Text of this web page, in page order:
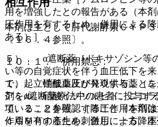
用を増強したとの報告がある（本
圧作用を有するため、併用による
ある）］。
５）． α遮断薬［ドキサゾシン等
い等の自覚症状を伴う血圧低下を
で、起立性低血圧が発現すること
剤をα遮断薬療法中の患者に投与す
ていることを確認すること（本剤
作用を有するため、併用による降
本剤は主として肝代謝酵素ＣＹＰ
〔１６．４参照〕。
１０．１． 併用禁忌：
１）． 硝酸薬及びＮＯ供与薬（
アミル、硝酸イソソルビド、ニコ
項、２．２参照〕［降圧作用を増
ｃＧＭＰの産生を刺激し、一方、